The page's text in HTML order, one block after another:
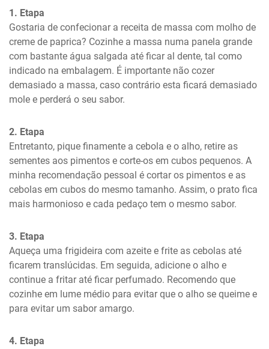
1. Etapa
Gostaria de confecionar a receita de massa com molho de
creme de paprica? Cozinhe a massa numa panela grande
com bastante água salgada até ficar al dente, tal como
indicado na embalagem. É importante não cozer
demasiado a massa, caso contrário esta ficará demasiado
mole e perderá o seu sabor.
2. Etapa
Entretanto, pique finamente a cebola e o alho, retire as
sementes aos pimentos e corte-os em cubos pequenos. A
minha recomendação pessoal é cortar os pimentos e as
cebolas em cubos do mesmo tamanho. Assim, o prato fica
mais harmonioso e cada pedaço tem o mesmo sabor.
3. Etapa
Aqueça uma frigideira com azeite e frite as cebolas até
ficarem translúcidas. Em seguida, adicione o alho e
continue a fritar até ficar perfumado. Recomendo que
cozinhe em lume médio para evitar que o alho se queime e
para evitar um sabor amargo.
4. Etapa